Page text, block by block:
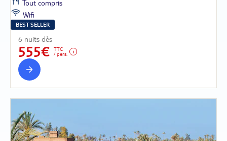
Tout compris
Wifi
BEST SELLER
6 nuits dès
555€
TTC
/ pers.